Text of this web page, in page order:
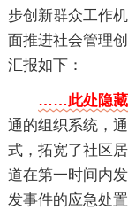
步创新群众工作
面推进社会管理
汇报如下：
……此处隐
通的组织系统，
式，拓宽了社区
道在第一时间内
发事件的应急处置